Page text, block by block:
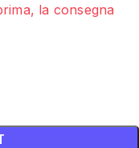
la consegna